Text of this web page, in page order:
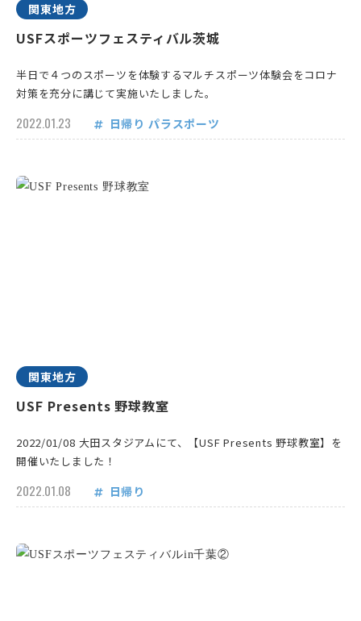
関東地方
USFスポーツフェスティバル茨城
半日で４つのスポーツを体験するマルチスポーツ体験会をコロナ
対策を充分に講じて実施いたしました。
2022.01.23 日帰り パラスポーツ
関東地方
USF Presents 野球教室
2022/01/08 大田スタジアムにて、【USF Presents 野球教室】を
開催いたしました！
2022.01.08 日帰り